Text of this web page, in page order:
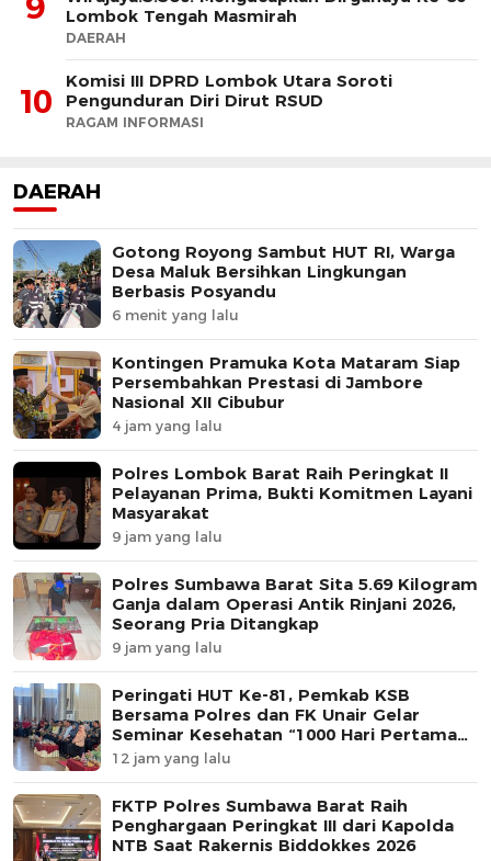
Lombok Tengah Masmirah
DAERAH
10
Komisi III DPRD Lombok Utara Soroti
Pengunduran Diri Dirut RSUD
RAGAM INFORMASI
DAERAH
Gotong Royong Sambut HUT RI, Warga
Desa Maluk Bersihkan Lingkungan
Berbasis Posyandu
6 menit yang lalu
Kontingen Pramuka Kota Mataram Siap
Persembahkan Prestasi di Jambore
Nasional XII Cibubur
4 jam yang lalu
Polres Lombok Barat Raih Peringkat II
Pelayanan Prima, Bukti Komitmen Layani
Masyarakat
9 jam yang lalu
Polres Sumbawa Barat Sita 5.69 Kilogram
Ganja dalam Operasi Antik Rinjani 2026,
Seorang Pria Ditangkap
9 jam yang lalu
Peringati HUT Ke-81, Pemkab KSB
Bersama Polres dan FK Unair Gelar
Seminar Kesehatan “1000 Hari Pertama
Kehidupan”
12 jam yang lalu
FKTP Polres Sumbawa Barat Raih
Penghargaan Peringkat III dari Kapolda
NTB Saat Rakernis Biddokkes 2026